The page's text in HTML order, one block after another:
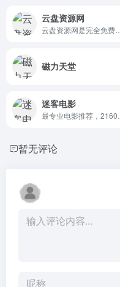
云盘资源网
磁力天堂
迷客电影
暂无评论